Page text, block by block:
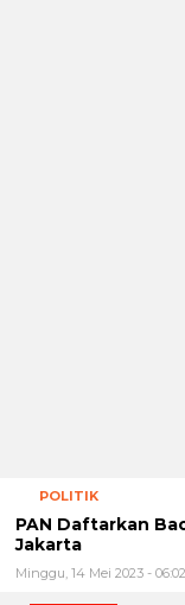
POLITIK
PAN Daftarkan
Jakarta
Minggu, 14 Mei 2023 -